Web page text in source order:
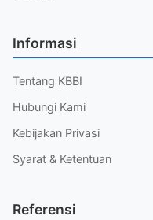
Informasi
Tentang KBBI
Hubungi Kami
Kebijakan Privasi
Syarat & Ketentuan
Referensi